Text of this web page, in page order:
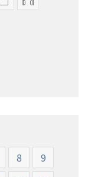
출판물오디오
8
9